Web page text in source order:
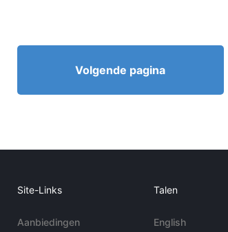
Volgende pagina
Site-Links
Aanbiedingen
Talen
English